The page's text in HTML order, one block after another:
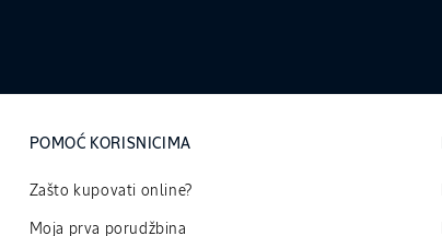
POMOĆ KORISNICIMA
Zašto kupovati online?
Moja prva porudžbina